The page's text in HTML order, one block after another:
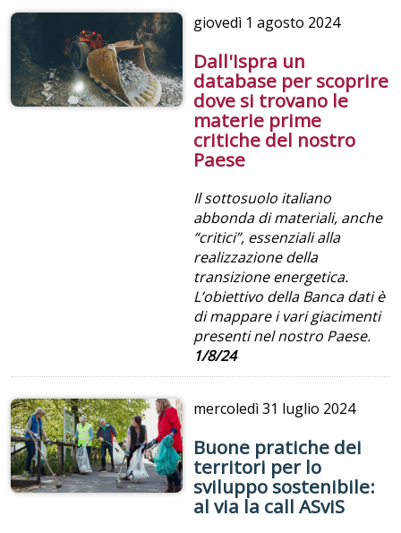
giovedì 1 agosto 2024
Dall'Ispra un
database per scoprire
dove si trovano le
materie prime
critiche del nostro
Paese
Il sottosuolo italiano
abbonda di materiali, anche
“critici”, essenziali alla
realizzazione della
transizione energetica.
L’obiettivo della Banca dati è
di mappare i vari giacimenti
presenti nel nostro Paese.
1/8/24
mercoledì31 luglio 2024
Buone pratiche dei
territori per lo
sviluppo sostenibile:
al via la call ASviS